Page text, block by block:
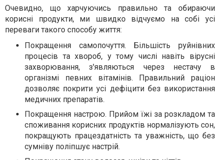
Очевидно, що харчуючись правильно та обираючи
корисні продукти, ми швидко відчуємо на собі усі
переваги такого способу життя:
Покращення самопочуття. Більшість руйнівних
процесів та хвороб, у тому числі навіть вірусні
захворювання, з'являються через нестачу в
організмі певних вітамінів. Правильний раціон
дозволяє покрити усі дефіцити без використання
медичних препаратів.
Покращення настрою. Прийом їжі за розкладом та
споживання корисних продуктів нормалізують сон,
покращують працездатність та уважність, що без
сумніву поліпшує настрій.